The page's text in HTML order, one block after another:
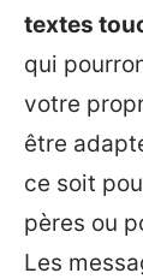
textes
qui
votre
être
ce soit
pères ou
Les